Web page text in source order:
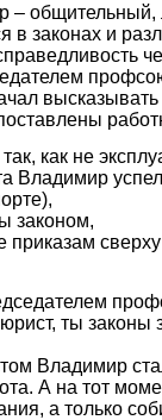
–
законах и
как не
Владимир
законом,
ты законы
Владимир
А на тот
а только